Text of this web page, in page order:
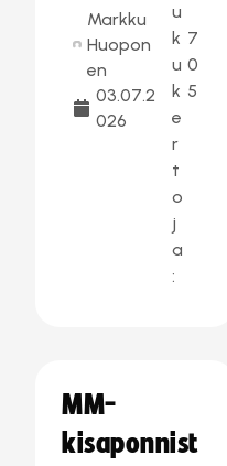
Markku
Huopon
en
03.07.2
026
u
k
u
k
e
r
t
o
j
a
:
7
0
5
MM-
kisaponnist